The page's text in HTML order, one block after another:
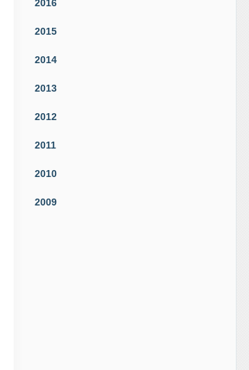
2016
2015
2014
2013
2012
2011
2010
2009